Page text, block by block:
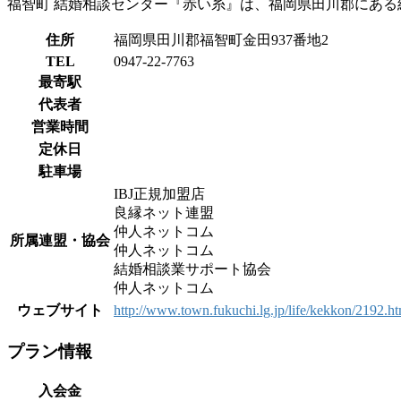
福智町 結婚相談センター『赤い糸』は、福岡県田川郡にある
住所
福岡県田川郡福智町金田937番地2
TEL
0947-22-7763
最寄駅
代表者
営業時間
定休日
駐車場
所属連盟・協会
IBJ正規加盟店
良縁ネット連盟
仲人ネットコム
仲人ネットコム
結婚相談業サポート協会
仲人ネットコム
ウェブサイト
http://www.town.fukuchi.lg.jp/life/kekkon/
プラン情報
入会金